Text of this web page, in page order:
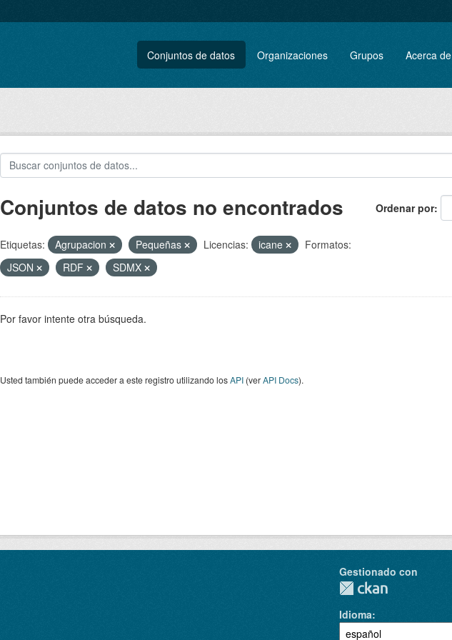
Conjuntos de datos Organizaciones Grupos Acerca de
Ordenar por
Conjuntos de datos no encontrados
Etiquetas: Agrupacion Pequeñas Licencias: icane
Formatos:
JSON
RDF SDMX
Por favor intente otra búsqueda.
Usted también puede acceder a este registro utilizando losAPI(verAPI Docs).
Gestionado con
Idioma